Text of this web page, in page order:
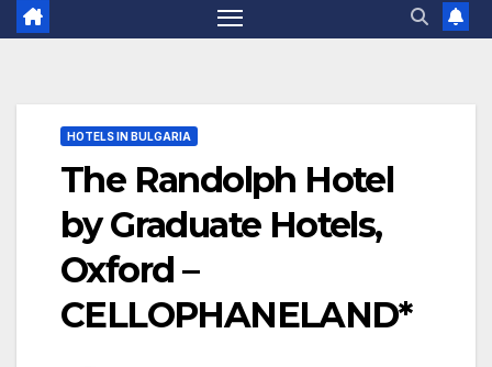
HOTELS IN BULGARIA
The Randolph Hotel
by Graduate Hotels,
Oxford –
CELLOPHANELAND*